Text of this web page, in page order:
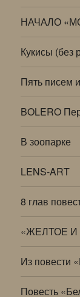
НАЧАЛО
Кукисы (без
Пять писем
BOLERO
В зоопарке
LENS-ART
8 глав
«ЖЕЛТОЕ И
Из повести
Повесть